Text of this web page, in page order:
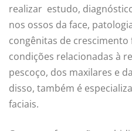
realizar estudo,
nos ossos da face,
congênitas de
condições relacionadas à
pescoço, dos maxilares e
disso, também é
faciais.